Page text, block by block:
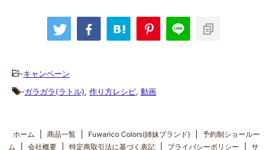
-キャンペーン
-ガラガラ(ラトル), 作り方レシピ, 動画
ホーム 商品一覧 Fuwarico Colors(姉妹ブランド)
予約制ショールー
ム
会社概要 特定商取引法に基づく表記 プライバシーポリシー サ